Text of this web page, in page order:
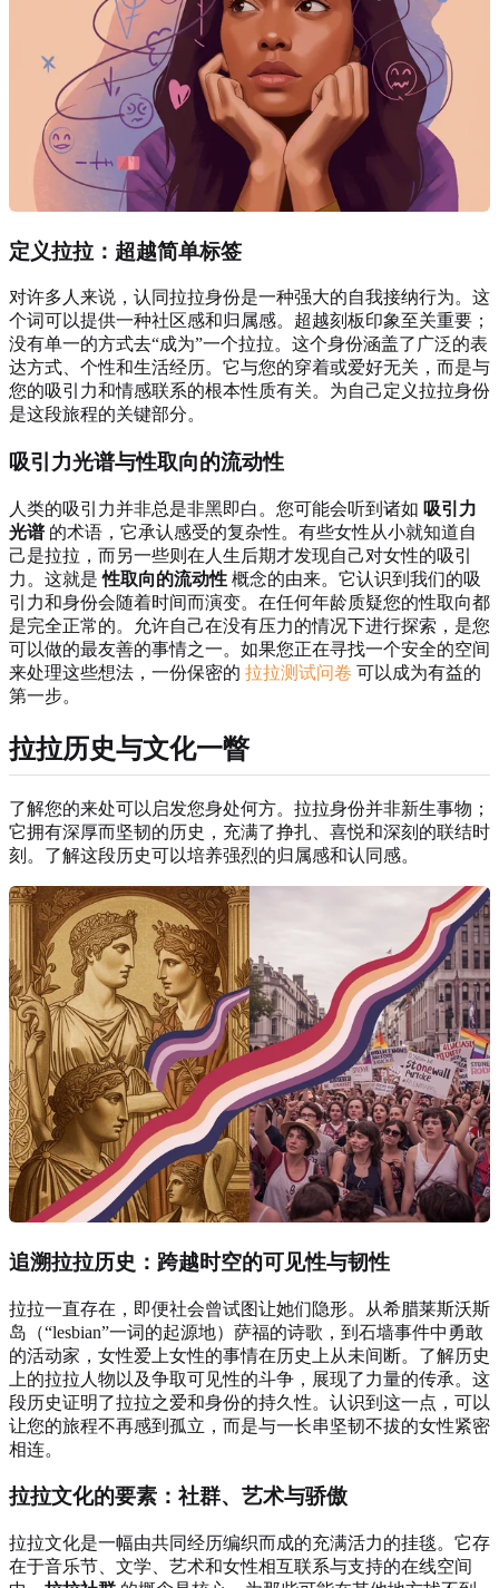
定义拉拉：超越简单标签
对许多人来说，认同拉拉身份是一种强大的自我接纳行为。这
个词可以提供一种社区感和归属感。超越刻板印象至关重要；
没有单一的方式去“成为”一个拉拉。这个身份涵盖了广泛的表
达方式、个性和生活经历。它与您的穿着或爱好无关，而是与
您的吸引力和情感联系的根本性质有关。为自己定义拉拉身份
是这段旅程的关键部分。
吸引力光谱与性取向的流动性
人类的吸引力并非总是非黑即白。您可能会听到诸如 吸引力
光谱的术语，它承认感受的复杂性。有些女性从小就知道自
己是拉拉，而另一些则在人生后期才发现自己对女性的吸引
力。这就是性取向的流动性 概念的由来。它认识到我们的吸
引力和身份会随着时间而演变。在任何年龄质疑您的性取向都
是完全正常的。允许自己在没有压力的情况下进行探索，是您
可以做的最友善的事情之一。如果您正在寻找一个安全的空间
来处理这些想法，一份保密的 拉拉测试问卷 可以成为有益的
第一步。
拉拉历史与文化一瞥
了解您的来处可以启发您身处何方。拉拉身份并非新生事物；
它拥有深厚而坚韧的历史，充满了挣扎、喜悦和深刻的联结时
刻。了解这段历史可以培养强烈的归属感和认同感。
追溯拉拉历史：跨越时空的可见性与韧性
拉拉一直存在，即便社会曾试图让她们隐形。从希腊莱斯沃斯
岛（“lesbian”一词的起源地）萨福的诗歌，到石墙事件中勇敢
的活动家，女性爱上女性的事情在历史上从未间断。了解历史
上的拉拉人物以及争取可见性的斗争，展现了力量的传承。这
段历史证明了拉拉之爱和身份的持久性。认识到这一点，可以
让您的旅程不再感到孤立，而是与一长串坚韧不拔的女性紧密
相连。
拉拉文化的要素：社群、艺术与骄傲
拉拉文化是一幅由共同经历编织而成的充满活力的挂毯。它存
在于音乐节、文学、艺术和女性相互联系与支持的在线空间